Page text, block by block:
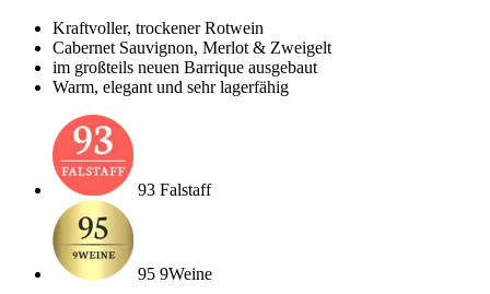
Kraftvoller, trockener Rotwein
Cabernet Sauvignon, Merlot & Zweigelt
im großteils neuen Barrique ausgebaut
Warm, elegant und sehr lagerfähig
93 Falstaff
95 9Weine